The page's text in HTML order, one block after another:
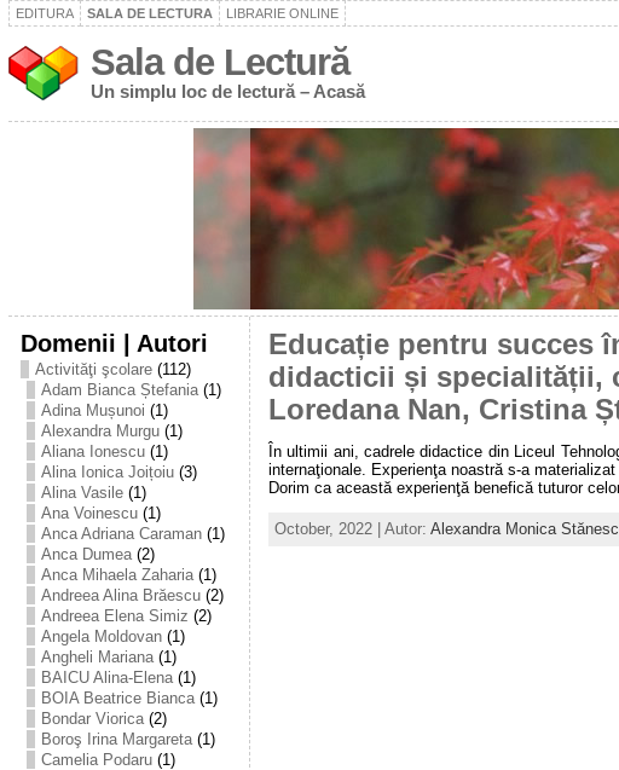
EDITURA SALA DE LECTURA LIBRARIE ONLINE
Sala de Lectură
Un simplu loc de lectură – Acasă
Domenii | Autori
Activităţi şcolare(112)
Adam Bianca Ștefania(1)
Adina Mușunoi (1)
Alexandra Murgu(1)
Aliana Ionescu(1)
Alina Ionica Joițoiu(3)
Alina Vasile(1)
Ana Voinescu(1)
Anca Adriana Caraman(1)
Anca Dumea(2)
Anca Mihaela Zaharia(1)
Andreea Alina Brăescu(2)
Andreea Elena Simiz (2)
Angela Moldovan(1)
Angheli Mariana(1)
BAICU Alina-Elena(1)
BOIA Beatrice Bianca(1)
Bondar Viorica(2)
Boroş Irina Margareta(1)
Camelia Podaru(1)
Educație pentru succes
didacticii și specialității,
Loredana Nan, Cristina
În ultimii ani, cadrele didactice din Liceul
internaţionale. Experienţa noastră s-a
Dorim ca această experienţă benefică tuturor
October, 2022 | Autor: Alexandra Monica